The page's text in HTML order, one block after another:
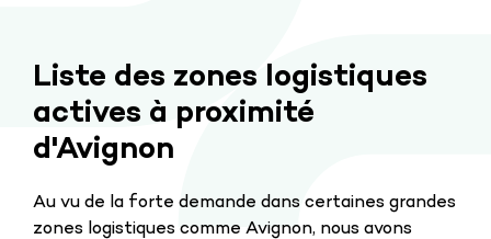
Liste des zones logistiques
actives à proximité
d'Avignon
Au vu de la forte demande dans certaines grandes
zones logistiques comme Avignon, nous avons